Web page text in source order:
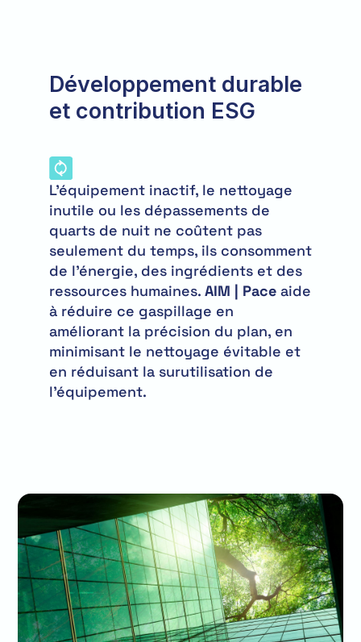
Développement durable
et contribution ESG
L'équipement inactif, le nettoyage
inutile ou les dépassements de
quarts de nuit ne coûtent pas
seulement du temps, ils consomment
de l'énergie, des ingrédients et des
ressources humaines. AIM | Pace aide
à réduire ce gaspillage en
améliorant la précision du plan, en
minimisant le nettoyage évitable et
en réduisant la surutilisation de
l'équipement.